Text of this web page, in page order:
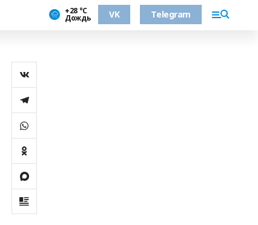
+28 °С
Дождь VK Telegram